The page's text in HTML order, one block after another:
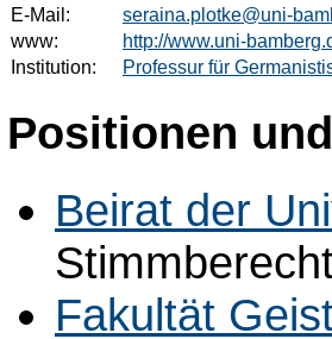
E-Mail:
seraina.plotke@uni-
www:
http://www.uni-
Institution:
Professur für
Positionen
Beirat der
Fakultät